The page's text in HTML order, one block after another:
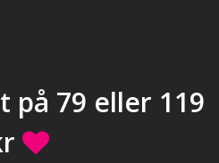
på 79 eller 119